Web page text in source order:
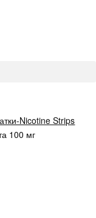
Nicotine Strips
100 мг